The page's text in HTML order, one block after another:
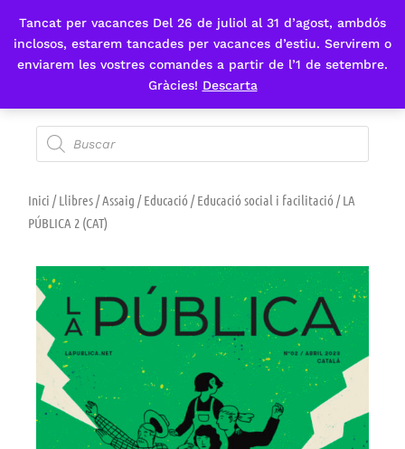
Tancat per vacances Del 26 de juliol al 31 d’agost, ambdós
inclosos, estarem tancades per vacances d’estiu. Servirem o
enviarem les vostres comandes a partir de l’1 de setembre.
Gràcies! Descarta
Fes-te'n sòcia
Inici /Llibres/Assaig /Educació /Educació social i facilitació / LA
PÚBLICA 2 (CAT)